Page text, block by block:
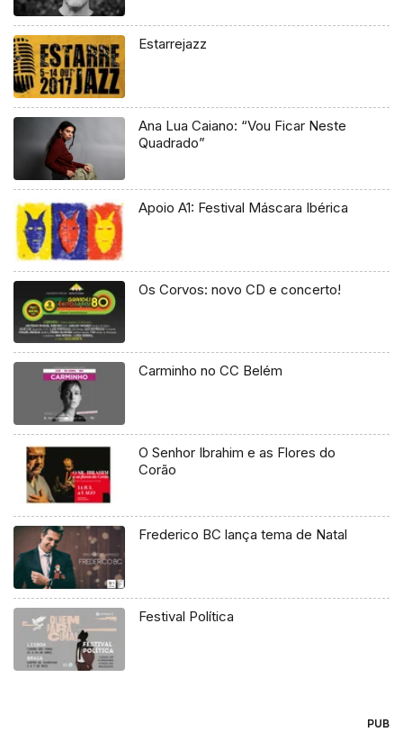
Estarrejazz
Ana Lua Caiano: “Vou Ficar Neste
Quadrado”
Apoio A1: Festival Máscara Ibérica
Os Corvos: novo CD e concerto!
Carminho no CC Belém
O Senhor Ibrahim e as Flores do
Corão
Frederico BC lança tema de Natal
Festival Política
PUB